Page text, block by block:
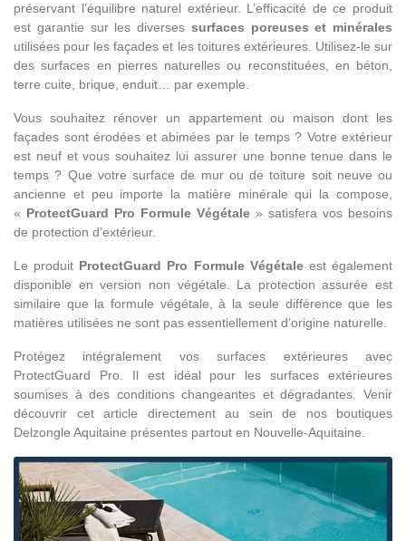
préservant l’équilibre naturel extérieur. L’efficacité de ce produit
est garantie sur les diverses surfaces poreuses et minérales
utilisées pour les façades et les toitures extérieures. Utilisez-le sur
des surfaces en pierres naturelles ou reconstituées, en béton,
terre cuite, brique, enduit… par exemple.
Vous souhaitez rénover un appartement ou maison dont les
façades sont érodées et abimées par le temps ? Votre extérieur
est neuf et vous souhaitez lui assurer une bonne tenue dans le
temps ? Que votre surface de mur ou de toiture soit neuve ou
ancienne et peu importe la matière minérale qui la compose,
« ProtectGuard Pro Formule Végétale » satisfera vos besoins
de protection d’extérieur.
Le produit ProtectGuard Pro Formule Végétaleest également
disponible en version non végétale. La protection assurée est
similaire que la formule végétale, à la seule différence que les
matières utilisées ne sont pas essentiellement d’origine naturelle.
Protégez intégralement vos surfaces extérieures avec
ProtectGuard Pro. Il est idéal pour les surfaces extérieures
soumises à des conditions changeantes et dégradantes. Venir
découvrir cet article directement au sein de nos boutiques
Delzongle Aquitaine présentes partout en Nouvelle-Aquitaine.